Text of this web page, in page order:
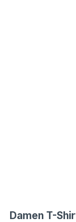
Damen T-